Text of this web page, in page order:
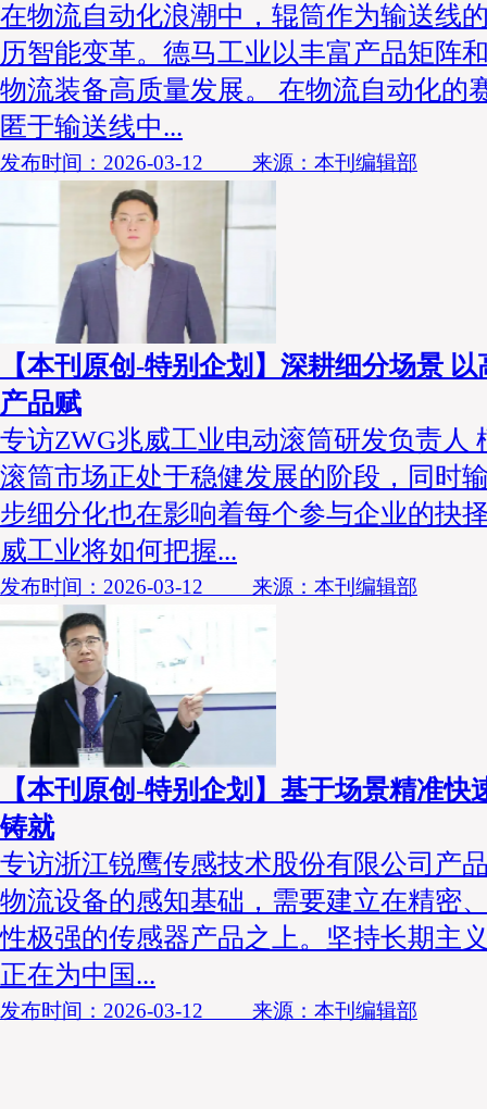
在物流自动化浪潮中，辊筒作为输送线
历智能变革。德马工业以丰富产品矩阵
物流装备高质量发展。 在物流自动化的
匿于输送线中...
发布时间：2026-03-12 来源：本刊编辑部
【本刊原创-特别企划】深耕细分场景
产品赋
专访ZWG兆威工业电动滚筒研发负责人
滚筒市场正处于稳健发展的阶段，同时
步细分化也在影响着每个参与企业的抉
威工业将如何把握...
发布时间：2026-03-12 来源：本刊编辑部
【本刊原创-特别企划】基于场景精准快
铸就
专访浙江锐鹰传感技术股份有限公司产
物流设备的感知基础，需要建立在精密
性极强的传感器产品之上。坚持长期主
正在为中国...
发布时间：2026-03-12 来源：本刊编辑部